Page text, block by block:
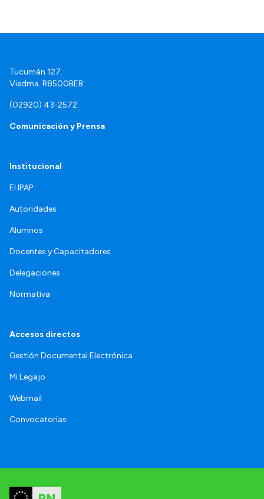
Tucumán 127.
Viedma. R8500BEB.
(02920) 43-2572
Comunicación y Prensa
Institucional
El IPAP
Autoridades
Alumnos
Docentes y Capacitadores
Delegaciones
Normativa
Accesos directos
Gestión Documental Electrónica
Mi Legajo
Webmail
Convocatorias